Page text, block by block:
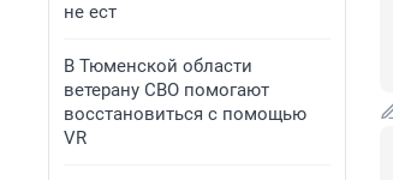
не ест
В Тюменской области
ветерану СВО помогают
восстановиться с помощью
VR